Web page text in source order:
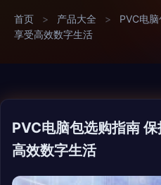
首页 > 产品大全 >
PVC电
享受高效数字生活
PVC电脑包选购指南
高效数字生活